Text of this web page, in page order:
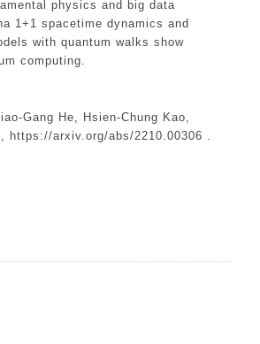
physics and big data
1+1 spacetime dynamics and
with quantum walks show
computing.
Gang He, Hsien-Chung Kao,
https://arxiv.org/abs/2210.00306 .